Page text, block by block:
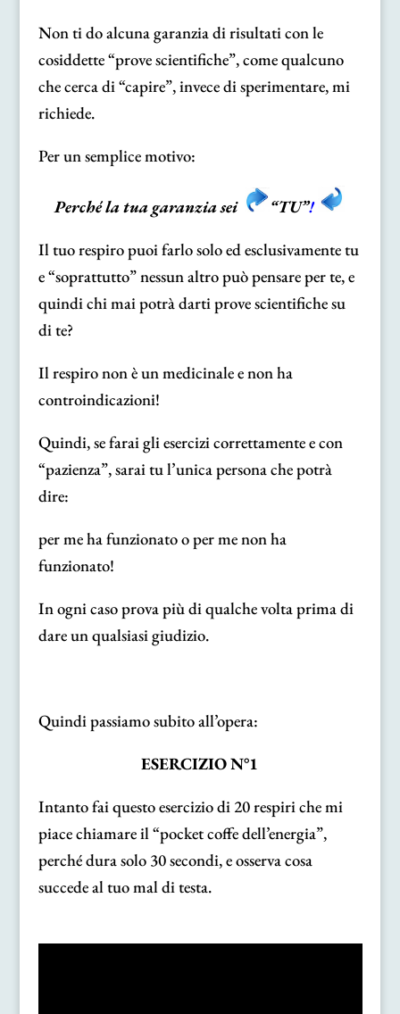
Non ti do alcuna garanzia di risultati con le
cosiddette “prove scientifiche”, come qualcuno
che cerca di “capire”, invece di sperimentare, mi
richiede.
Per un semplice motivo:
Perché la tua garanzia sei “TU”!
Il tuo respiro puoi farlo solo ed esclusivamente tu
e “soprattutto” nessun altro può pensare per te, e
quindi chi mai potrà darti prove scientifiche su
di te?
Il respiro non è un medicinale e non ha
controindicazioni!
Quindi, se farai gli esercizi correttamente e con
“pazienza”, sarai tu l’unica persona che potrà
dire:
per me ha funzionato o per me non ha
funzionato!
In ogni caso prova più di qualche volta prima di
dare un qualsiasi giudizio.
Quindi passiamo subito all’opera:
ESERCIZIO N°1
Intanto fai questo esercizio di 20 respiri che mi
piace chiamare il “pocket coffe dell’energia”,
perché dura solo 30 secondi, e osserva cosa
succede al tuo mal di testa.